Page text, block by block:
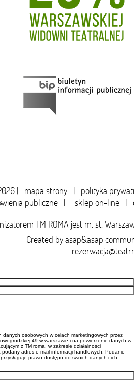
| mapa strony | polityka
publiczne | sklep on-line |
TM ROMA jest m. st.
Created byasap&asap
danych osobowych w celach marketingowych przez
49 w warszawie i na powierzenie danych w
z TM roma. w zakresie działalności
adres e-mail informacji handlowych. Podanie
prawo dostępu do swoich danych i ich